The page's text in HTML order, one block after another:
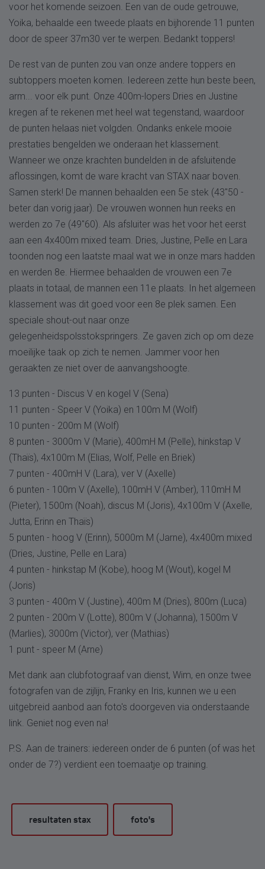
voor het komende seizoen. Een van de oude getrouwe,
Yoika, behaalde een tweede plaats en bijhorende 11 punten
door de speer 37m30 ver te werpen. Bedankt toppers!
De rest van de punten zou van onze andere toppers en
subtoppers moeten komen. Iedereen zette hun beste been,
arm... voor elk punt. Onze 400m-lopers Dries en Justine
kregen af te rekenen met heel wat tegenstand, waardoor
de punten helaas niet volgden. Ondanks enkele mooie
prestaties bengelden we onderaan het klassement.
Wanneer we onze krachten bundelden in de afsluitende
aflossingen, komt de ware kracht van STAX naar boven.
Samen sterk! De mannen behaalden een 5e stek (43"50 -
beter dan vorig jaar). De vrouwen wonnen hun reeks en
werden zo 7e (49"60). Als afsluiter was het voor het eerst
aan een 4x400m mixed team. Dries, Justine, Pelle en Lara
toonden nog een laatste maal wat we in onze mars hadden
en werden 8e. Hiermee behaalden de vrouwen een 7e
plaats in totaal, de mannen een 11e plaats. In het algemeen
klassement was dit goed voor een 8e plek samen. Een
speciale shout-out naar onze
gelegenheidspolsstokspringers. Ze gaven zich op om deze
moeilijke taak op zich te nemen. Jammer voor hen
geraakten ze niet over de aanvangshoogte.
13 punten - Discus V en kogel V (Sena)
11 punten - Speer V (Yoika) en 100m M (Wolf)
10 punten - 200m M (Wolf)
8 punten - 3000m V (Marie), 400mH M (Pelle), hinkstap V
(Thaïs), 4x100m M (Elias, Wolf, Pelle en Briek)
7 punten - 400mH V (Lara), ver V (Axelle)
6 punten - 100m V (Axelle), 100mH V (Amber), 110mH M
(Pieter), 1500m (Noah), discus M (Joris), 4x100m V (Axelle,
Jutta, Erinn en Thaïs)
5 punten - hoog V (Erinn), 5000m M (Jarne), 4x400m mixed
(Dries, Justine, Pelle en Lara)
4 punten - hinkstap M (Kobe), hoog M (Wout), kogel M
(Joris)
3 punten - 400m V (Justine), 400m M (Dries), 800m (Luca)
2 punten - 200m V (Lotte), 800m V (Johanna), 1500m V
(Marlies), 3000m (Victor), ver (Mathias)
1 punt - speer M (Arne)
Met dank aan clubfotograaf van dienst, Wim, en onze twee
fotografen van de zijlijn, Franky en Iris, kunnen we u een
uitgebreid aanbod aan foto's doorgeven via onderstaande
link. Geniet nog even na!
P.S. Aan de trainers: iedereen onder de 6 punten (of was het
onder de 7?) verdient een toemaatje op training.
resultaten stax foto's